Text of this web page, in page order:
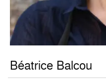
Béatrice Balcou